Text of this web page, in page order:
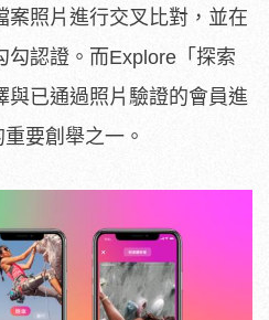
案照片進行交叉比對，並在
勾認證。而Explore「探索
與已通過照片驗證的會員進
要創舉之一。